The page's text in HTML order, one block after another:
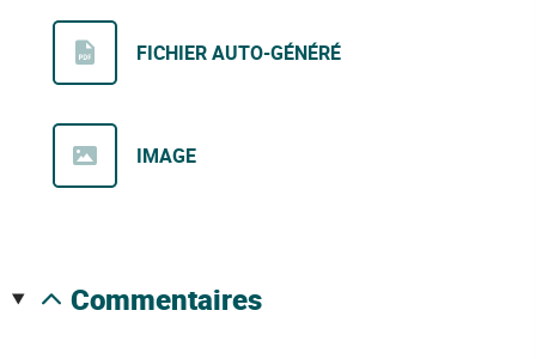
FICHIER AUTO-GÉNÉRÉ
IMAGE
commentaires